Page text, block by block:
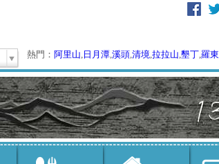
熱門： 阿里山, 日月潭,溪頭,清境,拉拉山,墾丁,羅東